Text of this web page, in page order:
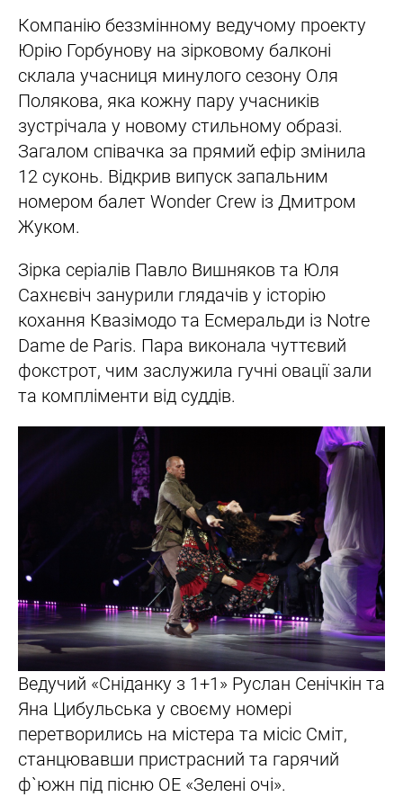
Компанію беззмінному ведучому проекту
Юрію Горбунову на зірковому балконі
склала учасниця минулого сезону Оля
Полякова, яка кожну пару учасників
зустрічала у новому стильному образі.
Загалом співачка за прямий ефір змінила
12 суконь. Відкрив випуск запальним
номером балет Wonder Crew із Дмитром
Жуком.
Зірка серіалів Павло Вишняков та Юля
Сахнєвіч занурили глядачів у історію
кохання Квазімодо та Есмеральди із Notre
Dame de Paris. Пара виконала чуттєвий
фокстрот, чим заслужила гучні овації зали
та компліменти від суддів.
Ведучий «Сніданку з 1+1» Руслан Сенічкін та
Яна Цибульська у своєму номері
перетворились на містера та місіс Сміт,
станцювавши пристрасний та гарячий
ф`южн під пісню ОЕ «Зелені очі».